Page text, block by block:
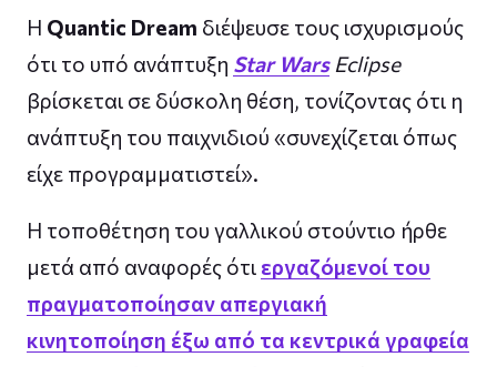
Η Quantic Dream διέψευσε τους ισχυρισμούς
ότι το υπό ανάπτυξη Star WarsEclipse
βρίσκεται σε δύσκολη θέση, τονίζοντας ότι η
ανάπτυξη του παιχνιδιού «συνεχίζεται όπως
είχε προγραμματιστεί».
Η τοποθέτηση του γαλλικού στούντιο ήρθε
μετά από αναφορές ότι εργαζόμενοί του
πραγματοποίησαν απεργιακή
κινητοποίηση έξω από τα κεντρικά γραφεία